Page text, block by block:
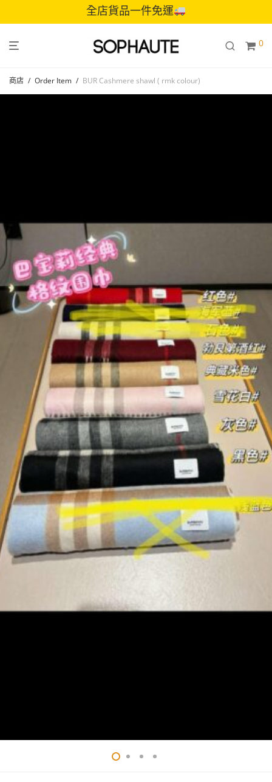
全店貨品一件免運
0
商店 / Order Item / BUR Cashmere shawl ( rmk colour)